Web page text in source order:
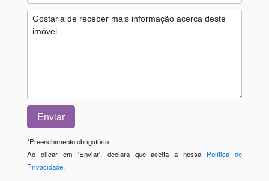
*Preenchimento obrigatório
Ao clicar em 'Enviar', declara que aceita a nossa Política de
Privacidade.